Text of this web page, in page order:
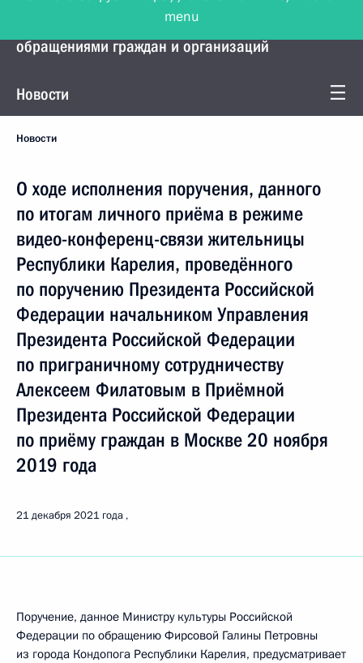
Управление Президента по работе с
обращениями граждан и организаций
Новости
Новости
О ходе исполнения поручения, данного
по итогам личного приёма в режиме
видео-конференц-связи жительницы
Республики Карелия, проведённого
по поручению Президента Российской
Федерации начальником Управления
Президента Российской Федерации
по приграничному сотрудничеству
Алексеем Филатовым в Приёмной
Президента Российской Федерации
по приёму граждан в Москве 20 ноября
2019 года
21 декабря 2021 года
Поручение, данное Министру культуры Российской
Федерации по обращению Фирсовой Галины Петровны
из города Кондопога Республики Карелия, предусматривает
menu